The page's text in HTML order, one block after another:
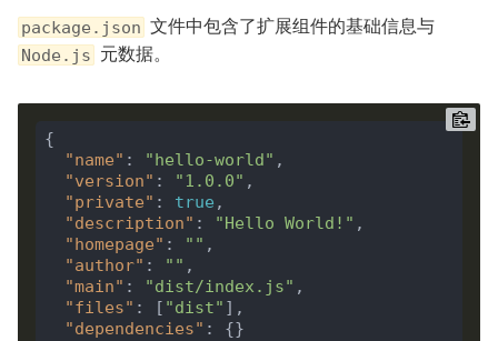
package.json 文件中包含了扩展组件的基础信息与
Node.js 元数据。
"name" : "hello-world"
"version" : "1.0.0"
"private" : true
"description" : "Hello World!"
"homepage" : ""
"author" : ""
"main" : "dist/index.js"
"files" : [ "dist"
"dependencies"